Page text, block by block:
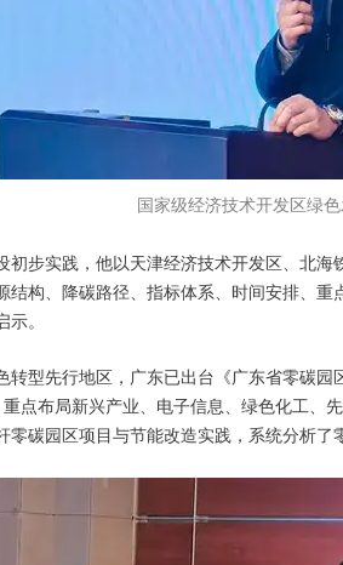
国家级经济技术开发区绿
初步实践，他以天津经济技术开发区、北
结构、降碳路径、指标体系、时间安排、
。
转型先行地区，广东已出台《广东省零碳
点布局新兴产业、电子信息、绿色化工、
零碳园区项目与节能改造实践，系统分析